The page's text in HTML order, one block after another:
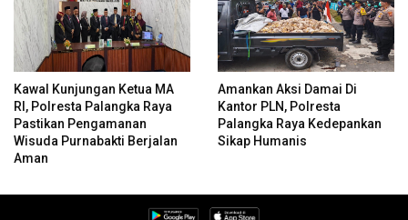
Kawal Kunjungan Ketua MA
RI, Polresta Palangka Raya
Pastikan Pengamanan
Wisuda Purnabakti Berjalan
Aman
Amankan Aksi Damai Di
Kantor PLN, Polresta
Palangka Raya Kedepankan
Sikap Humanis